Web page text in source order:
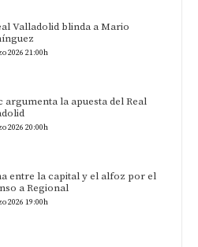
Valladolid blinda a Mario
2026 21:00h
argumenta la apuesta del Real
2026 20:00h
entre la capital y el alfoz por el
a Regional
2026 19:00h